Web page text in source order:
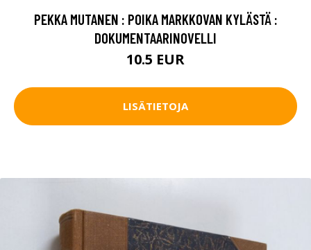
PEKKA MUTANEN : POIKA MARKKOVAN KYLÄSTÄ :
DOKUMENTAARINOVELLI
10.5 EUR
LISÄTIETOJA